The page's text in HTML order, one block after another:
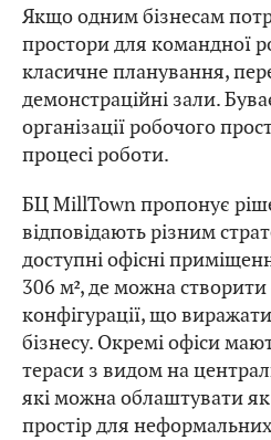
Якщо одним бізнесам
простори для командної
класичне планування,
демонстраційні зали.
організації робочого
процесі роботи.
БЦ MillTown пропонує
відповідають різним
доступні офісні
306 м², де можна створити
конфігурації, що
бізнесу. Окремі офіси
тераси з видом на
які можна облаштувати
простір для неформальних